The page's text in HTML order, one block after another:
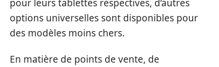
pour leurs tablettes respectives, d’autres
options universelles sont disponibles pour
des modèles moins chers.
En matière de points de vente, de